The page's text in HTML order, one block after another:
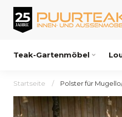
Teak-Gartenmöbel
Startseite / Polster für